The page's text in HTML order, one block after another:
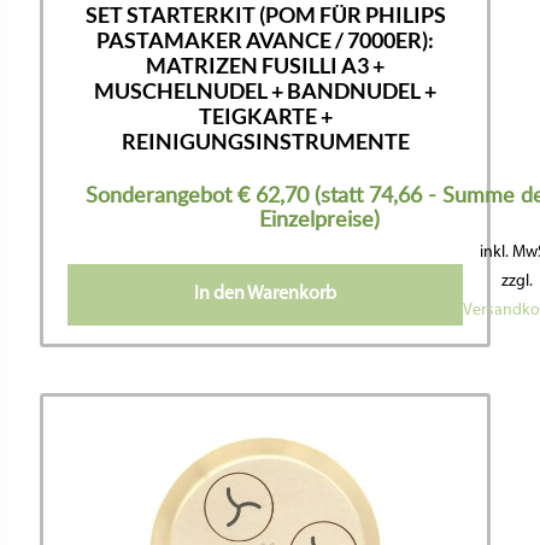
SET STARTERKIT (POM FÜR PHILIPS
PASTAMAKER AVANCE / 7000ER):
MATRIZEN FUSILLI A3 +
MUSCHELNUDEL + BANDNUDEL +
TEIGKARTE +
REINIGUNGSINSTRUMENTE
Sonderangebot € 62,70 (statt 74,66 - Summe
Einzelpreise)
In den Warenkorb
inkl.
zzgl.